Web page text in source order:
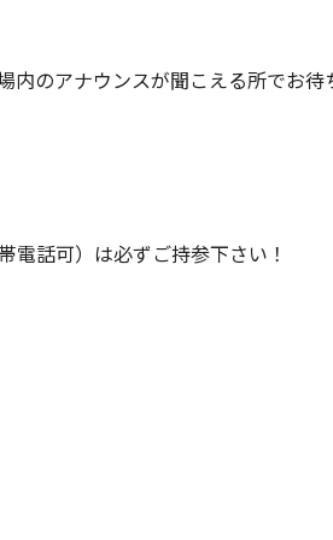
のアナウンスが聞こえる所でお待
話可）は必ずご持参下さい！